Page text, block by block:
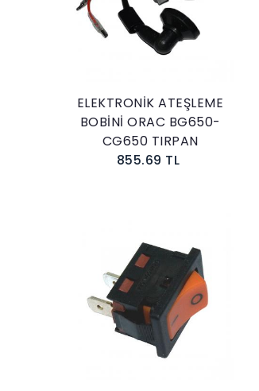
Sepete Ekle
ELEKTRONİK ATEŞLEME
BOBİNİ ORAC BG650-
CG650 TIRPAN
855.69 TL
Sepete Ekle